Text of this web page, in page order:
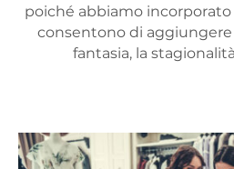
poiché abbiamo
consentono di
fantasia, la